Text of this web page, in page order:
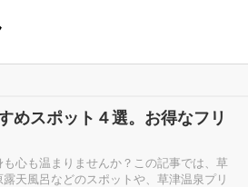
めスポット４選。お得なフリ
心も温まりませんか？この記事では、草
天風呂などのスポットや、草津温泉プリ